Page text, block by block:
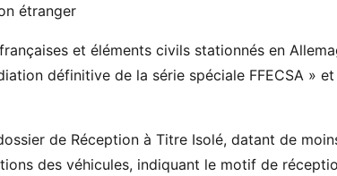
étranger
et éléments civils stationnés en
définitive de la série spéciale FFECSA »
de Réception à Titre Isolé, datant de
des véhicules, indiquant le motif de